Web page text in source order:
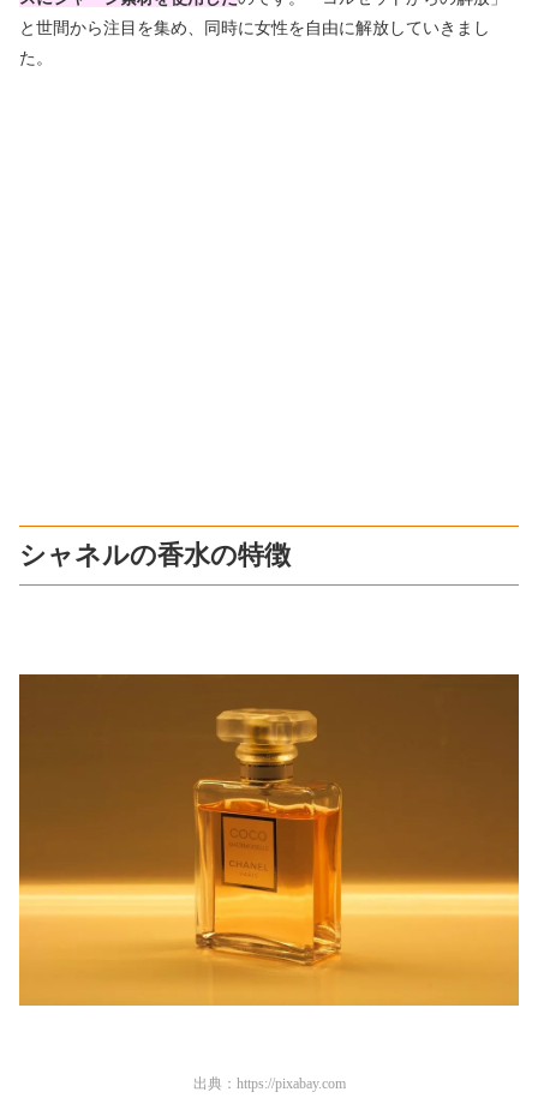
と世間から注目を集め、同時に女性を自由に解放していきまし
た。
シャネルの香水の特徴
出典： https://pixabay.com